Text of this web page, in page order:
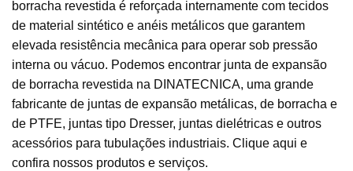
borracha revestida é reforçada internamente com tecidos
de material sintético e anéis metálicos que garantem
elevada resistência mecânica para operar sob pressão
interna ou vácuo. Podemos encontrar junta de expansão
de borracha revestida na DINATECNICA, uma grande
fabricante de juntas de expansão metálicas, de borracha e
de PTFE, juntas tipo Dresser, juntas dielétricas e outros
acessórios para tubulações industriais. Clique aqui e
confira nossos produtos e serviços.